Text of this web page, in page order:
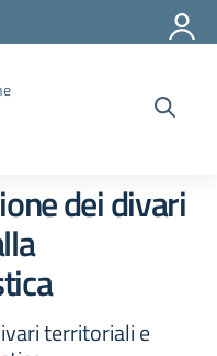
dei divari
territoriali e